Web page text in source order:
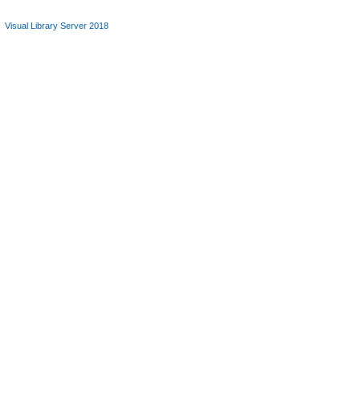
Visual Library Server 2018